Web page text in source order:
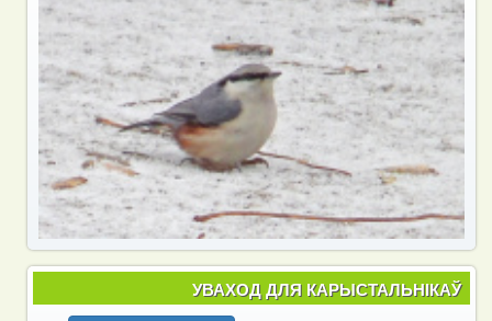
УВАХОД ДЛЯ КАРЫСТАЛЬНІКАЎ